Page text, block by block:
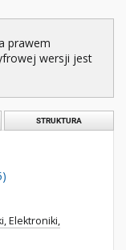
prawem
wersji jest
STRUKTURA
Elektroniki,